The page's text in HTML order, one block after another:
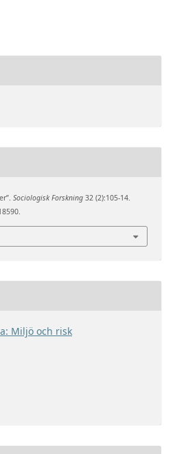
Sociologisk Forskning32 (2):105-14.
Miljö och risk